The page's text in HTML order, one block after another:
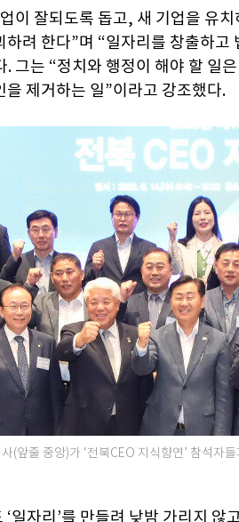
이 잘되도록 돕고, 새 기업을 유
하려 한다”며 “일자리를 창출하
. 그는 “정치와 행정이 해야 할 일
을 제거하는 일”이라고 강조했다.
(앞줄 중앙)가 ‘전북CEO 지식향연’ 참석자
일자리’를 만들려 낮밤 가리지 않